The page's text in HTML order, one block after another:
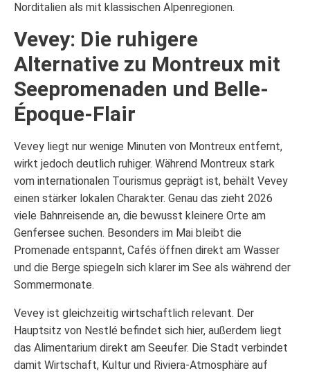
Norditalien als mit klassischen Alpenregionen.
Vevey: Die ruhigere
Alternative zu Montreux mit
Seepromenaden und Belle-
Époque-Flair
Vevey liegt nur wenige Minuten von Montreux entfernt,
wirkt jedoch deutlich ruhiger. Während Montreux stark
vom internationalen Tourismus geprägt ist, behält Vevey
einen stärker lokalen Charakter. Genau das zieht 2026
viele Bahnreisende an, die bewusst kleinere Orte am
Genfersee suchen. Besonders im Mai bleibt die
Promenade entspannt, Cafés öffnen direkt am Wasser
und die Berge spiegeln sich klarer im See als während der
Sommermonate.
Vevey ist gleichzeitig wirtschaftlich relevant. Der
Hauptsitz von Nestlé befindet sich hier, außerdem liegt
das Alimentarium direkt am Seeufer. Die Stadt verbindet
damit Wirtschaft, Kultur und Riviera-Atmosphäre auf